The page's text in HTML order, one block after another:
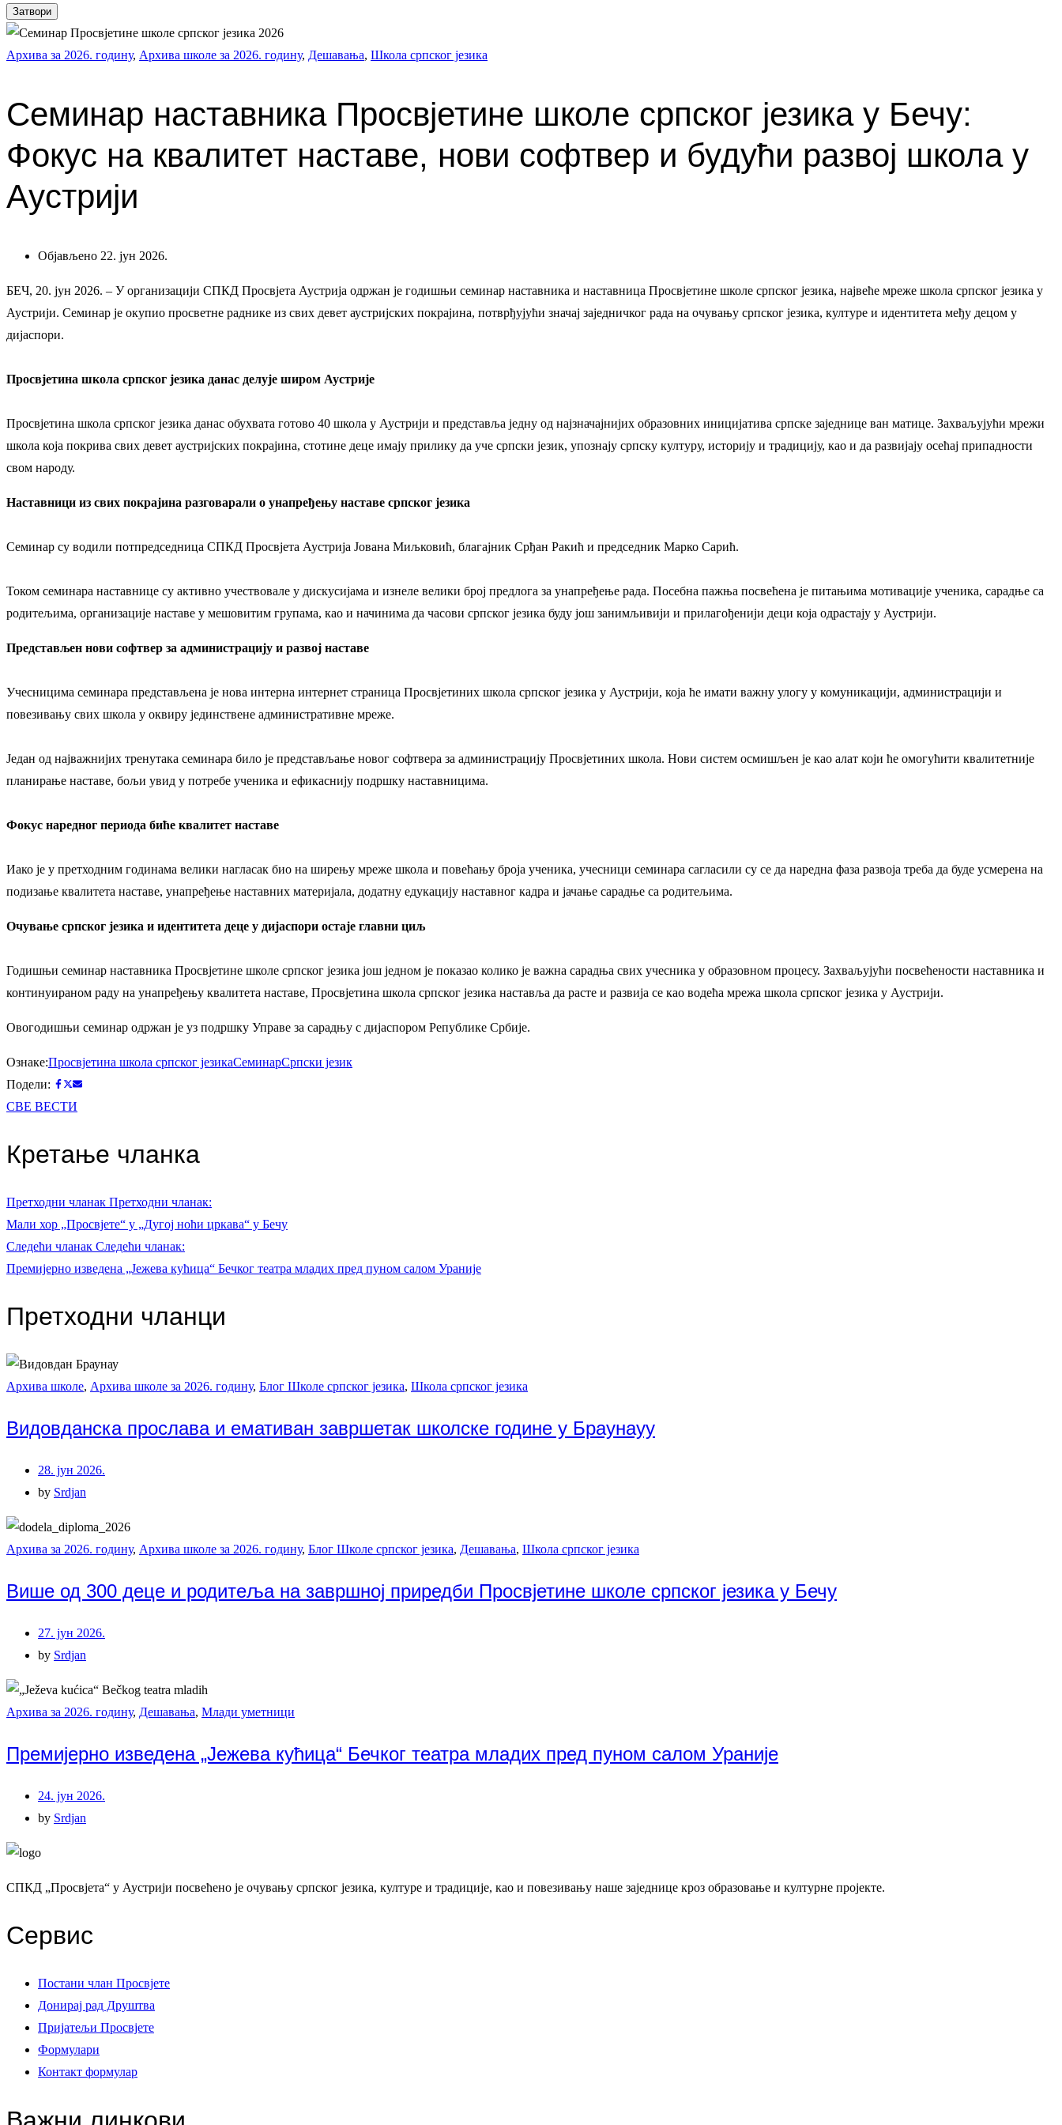
Затвори
Архива за 2026. годину, Архива школе за 2026. годину, Дешавања, Школа српског језика
Семинар наставника Просвјетине школе српског језика у Бечу:
Фокус на квалитет наставе, нови софтвер и будући развој школа у
Аустрији
Објављено 22. јун 2026.
БЕЧ, 20. јун 2026. – У организацији СПКД Просвјета Аустрија одржан је годишњи семинар наставника и наставница Просвјетине школе српског језика, највеће мреже школа српског језика у
Аустрији. Семинар је окупио просветне раднике из свих девет аустријских покрајина, потврђујући значај заједничког рада на очувању српског језика, културе и идентитета међу децом у
дијаспори.
Просвјетина школа српског језика данас делује широм Аустрије
Просвјетина школа српског језика данас обухвата готово 40 школа у Аустрији и представља једну од најзначајнијих образовних иницијатива српске заједнице ван матице. Захваљујући мрежи
школа која покрива свих девет аустријских покрајина, стотине деце имају прилику да уче српски језик, упознају српску културу, историју и традицију, као и да развијају осећај припадности
свом народу.
Наставници из свих покрајина разговарали о унапређењу наставе српског језика
Семинар су водили потпредседница СПКД Просвјета Аустрија Јована Миљковић, благајник Срђан Ракић и председник Марко Сарић.
Током семинара наставнице су активно учествовале у дискусијама и изнеле велики број предлога за унапређење рада. Посебна пажња посвећена је питањима мотивације ученика, сарадње са
родитељима, организације наставе у мешовитим групама, као и начинима да часови српског језика буду још занимљивији и прилагођенији деци која одрастају у Аустрији.
Представљен нови софтвер за администрацију и развој наставе
Учесницима семинара представљена је нова интерна интернет страница Просвјетиних школа српског језика у Аустрији, која ће имати важну улогу у комуникацији, администрацији и
повезивању свих школа у оквиру јединствене административне мреже.
Један од најважнијих тренутака семинара било је представљање новог софтвера за администрацију Просвјетиних школа. Нови систем осмишљен је као алат који ће омогућити квалитетније
планирање наставе, бољи увид у потребе ученика и ефикаснију подршку наставницима.
Фокус наредног периода биће квалитет наставе
Иако је у претходним годинама велики нагласак био на ширењу мреже школа и повећању броја ученика, учесници семинара сагласили су се да наредна фаза развоја треба да буде усмерена на
подизање квалитета наставе, унапређење наставних материјала, додатну едукацију наставног кадра и јачање сарадње са родитељима.
Очување српског језика и идентитета деце у дијаспори остаје главни циљ
Годишњи семинар наставника Просвјетине школе српског језика још једном је показао колико је важна сарадња свих учесника у образовном процесу. Захваљујући посвећености наставника и
континуираном раду на унапређењу квалитета наставе, Просвјетина школа српског језика наставља да расте и развија се као водећа мрежа школа српског језика у Аустрији.
Овогодишњи семинар одржан је уз подршку Управе за сарадњу с дијаспором Републике Србије.
Ознаке:Просвјетина школа српског језикаСеминарСрпски језик
Подели:
СВЕ ВЕСТИ
Кретање чланка
Претходни чланак Претходни чланак:
Мали хор „Просвјете“ у „Дугој ноћи цркава“ у Бечу
Следећи чланак Следећи чланак:
Премијерно изведена „Јежева кућица“ Бечког театра младих пред пуном салом Ураније
Претходни чланци
Архива школе, Архива школе за 2026. годину, Блог Школе српског језика, Школа српског језика
Видовданска прослава и емативан завршетак школске године у Браунауу
28. јун 2026.
by Srdjan
Архива за 2026. годину, Архива школе за 2026. годину, Блог Школе српског језика, Дешавања, Школа српског језика
Више од 300 деце и родитеља на завршној приредби Просвјетине школе српског језика у Бечу
27. јун 2026.
by Srdjan
Архива за 2026. годину, Дешавања, Млади уметници
Премијерно изведена „Јежева кућица“ Бечког театра младих пред пуном салом Ураније
24. јун 2026.
by Srdjan
СПКД „Просвјета“ у Аустрији посвећено је очувању српског језика, културе и традиције, као и повезивању наше заједнице кроз образовање и културне пројекте.
Сервис
Постани члан Просвјете
Донирај рад Друштва
Пријатељи Просвјете
Формулари
Контакт формулар